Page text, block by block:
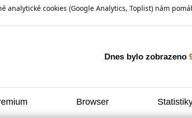
cookies (Google Analytics, Toplist) nám
Dnes bylo zobrazeno
Browser